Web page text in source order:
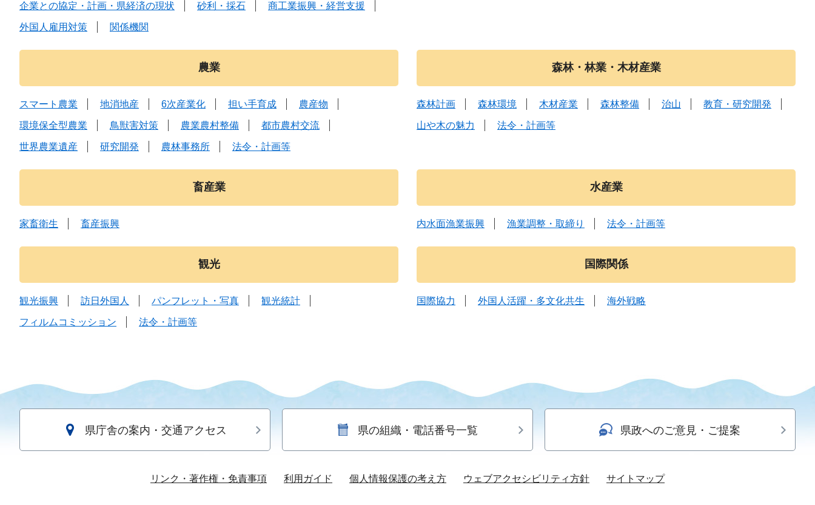
企業との協定・計画・県経済の現状 砂利・採石 商工業振興・経営支援
外国人雇用対策 関係機関
農業
スマート農業 地消地産 6次産業化 担い手育成 農産物
環境保全型農業 鳥獣害対策 農業農村整備 都市農村交流
世界農業遺産 研究開発 農林事務所 法令・計画等
森林・林業・木材産業
森林計画 森林環境 木材産業 森林整備 治山 教育・研究開発
山や木の魅力 法令・計画等
畜産業
家畜衛生 畜産振興
水産業
内水面漁業振興 漁業調整・取締り 法令・計画等
観光
観光振興 訪日外国人 パンフレット・写真 観光統計
フィルムコミッション 法令・計画等
国際関係
国際協力 外国人活躍・多文化共生 海外戦略
県庁舎の案内・交通アクセス 県の組織・電話番号一覧 県政へのご意見・ご提案
リンク・著作権・免責事項 利用ガイド 個人情報保護の考え方 ウェブアクセシビリティ方針 サイトマップ